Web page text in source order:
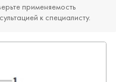
применяемость
к специалисту.